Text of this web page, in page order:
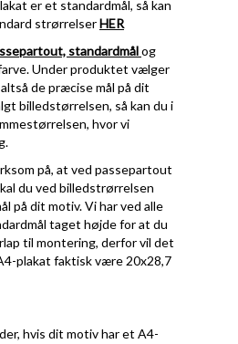
er et standardmål, så kan
strørrelserHER
standardmålog
Under produktet vælger
de præcise mål på dit
billedstørrelsen, så kan du i
hvor vi
på, at ved passepartout
du ved billedstrørrelsen
på dit motiv. Vi har ved alle
taget højde for at du
til montering, derfor vil det
plakat faktisk være 20x28,7
hvis dit motiv har et A4-